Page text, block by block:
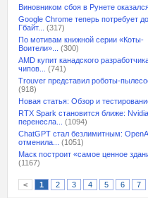
Виновником сбоя в Рунете
Google Chrome теперь потребует
Гбайт...
(317)
По мотивам книжной серии «Коты-
Воители»...
(300)
AMD купит канадского
чипов...
(741)
Trouver представил роботы-
(918)
Новая статья: Обзор и
RTX Spark становится ближе: Nvidia
перенесла...
(1094)
ChatGPT стал безлимитным:
отменила...
(1051)
Маск построит «самое ценное
(1167)
< 1 2 3 4 5 6 7